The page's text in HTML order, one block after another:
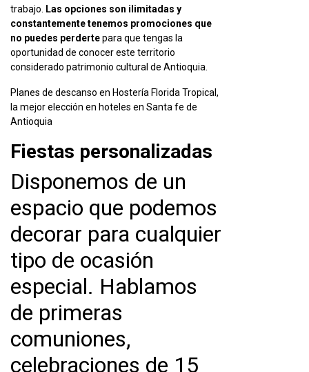
trabajo.
Las opciones son ilimitadas y
constantemente tenemos promociones que
no puedes perdertepara que tengas la
oportunidad de conocer este territorio
considerado patrimonio cultural de Antioquia.
Planes de descanso en Hostería Florida Tropical,
la mejor elección en hoteles en Santa fe de
Antioquia
Fiestas personalizadas
Disponemos de un
espacio que podemos
decorar para cualquier
tipo de ocasión
especial. Hablamos
de primeras
comuniones,
celebraciones de 15